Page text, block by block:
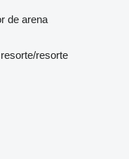
de arena
resorte/resorte